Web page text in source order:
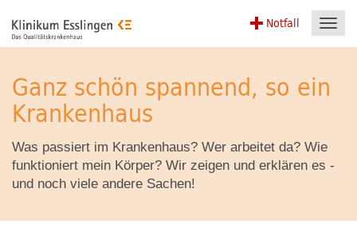
Notfall
Ganz schön spannend, so ein
Krankenhaus
Was passiert im Krankenhaus? Wer arbeitet da? Wie
funktioniert mein Körper? Wir zeigen und erklären es -
und noch viele andere Sachen!